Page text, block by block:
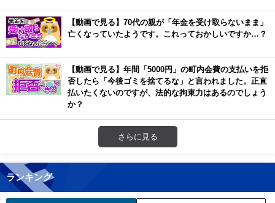
【動画で見る】70代の親が「年金を受け取らないまま」
亡くなっていたようです。これっておかしいですか…？
【動画で見る】年間「5000円」の町内会費の支払いを拒
否したら「今後ゴミを捨てるな」と言われました。正直
払いたくないのですが、法的な拘束力はあるのでしょう
か？
さらに見る
ランキング